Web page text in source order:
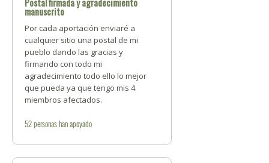
manuscrito
Por cada aportación enviaré a
cualquier sitio una postal de mi
pueblo dando las gracias y
firmando con todo mi
agradecimiento todo ello lo mejor
que pueda ya que tengo mis 4
miembros afectados.
52personashan apoyado